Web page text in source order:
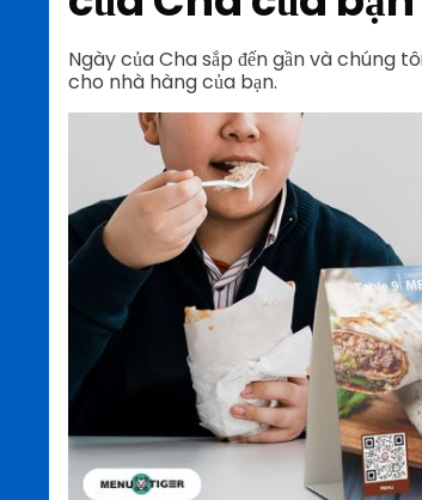
Ngày của Cha sắp đến gần và chúng
cho nhà hàng của bạn.